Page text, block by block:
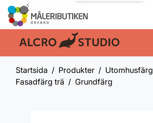
En del av:
Startsida Produkter
Utomhusfärg
Fasadfärg trä
Grundfärg